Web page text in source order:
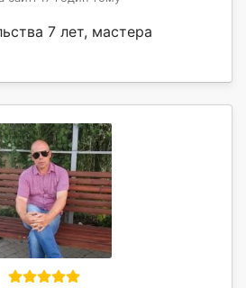
7 лет, мастера